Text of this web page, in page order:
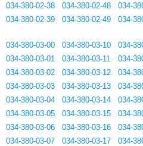
034-380-02-38
034-380-02-39
034-380-02-48
034-380-02-49
034-
034-
034-380-03-00
034-380-03-01
034-380-03-02
034-380-03-03
034-380-03-04
034-380-03-05
034-380-03-06
034-380-03-07
034-380-03-10
034-380-03-11
034-380-03-12
034-380-03-13
034-380-03-14
034-380-03-15
034-380-03-16
034-380-03-17
034-
034-
034-
034-
034-
034-
034-
034-